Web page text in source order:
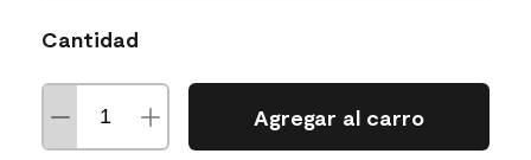
Cantidad
Agregar al carro